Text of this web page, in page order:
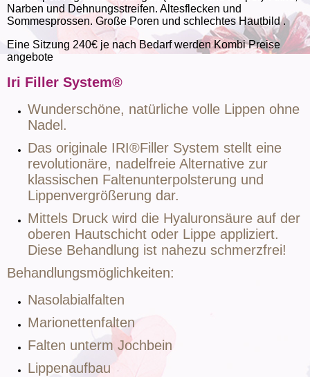
Narben und Dehnungsstreifen. Altesflecken und
Sommesprossen. Große Poren und schlechtes Hautbild .
Eine Sitzung 240€ je nach Bedarf werden Kombi Preise
angebote
Iri Filler System®
Wunderschöne, natürliche volle Lippen ohne
Nadel.
Das originale IRI®Filler System stellt eine
revolutionäre, nadelfreie Alternative zur
klassischen Faltenunterpolsterung und
Lippenvergrößerung dar.
Mittels Druck wird die Hyaluronsäure auf der
oberen Hautschicht oder Lippe appliziert.
Diese Behandlung ist nahezu schmerzfrei!
Behandlungsmöglichkeiten:
Nasolabialfalten
Marionettenfalten
Falten unterm Jochbein
Lippenaufbau